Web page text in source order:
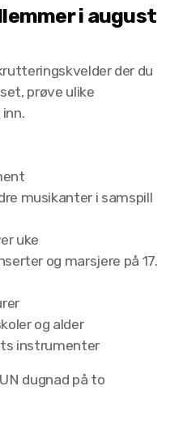
i august
der du
prøve ulike
musikanter i samspill
uke
og marsjere på 17.
og alder
instrumenter
dugnad på to